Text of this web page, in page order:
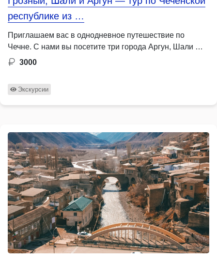
республике из …
Приглашаем вас в однодневное путешествие по
Чечне. С нами вы посетите три города Аргун, Шали …
3000
Экскурсии